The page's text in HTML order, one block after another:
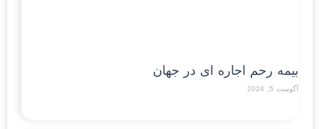
بیمه رحم اجاره ای در جهان
آگوست 5, 2024